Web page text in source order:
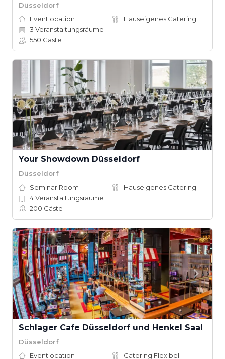
Düsseldorf
Eventlocation
Hauseigenes Catering
3 Veranstaltungsräume
550 Gäste
Your Showdown Düsseldorf
Düsseldorf
Seminar Room
Hauseigenes Catering
4Veranstaltungsräume
200 Gäste
Schlager Cafe Düsseldorf und Henkel Saal
Düsseldorf
Eventlocation
Catering Flexibel